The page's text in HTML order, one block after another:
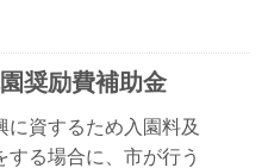
奨励費補助金
に資するため入園料及
する場合に、市が行う